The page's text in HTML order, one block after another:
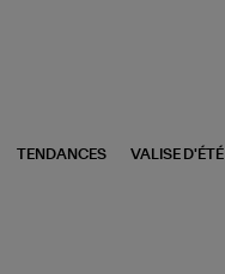
TENDANCES VALISE D'ÉTÉ